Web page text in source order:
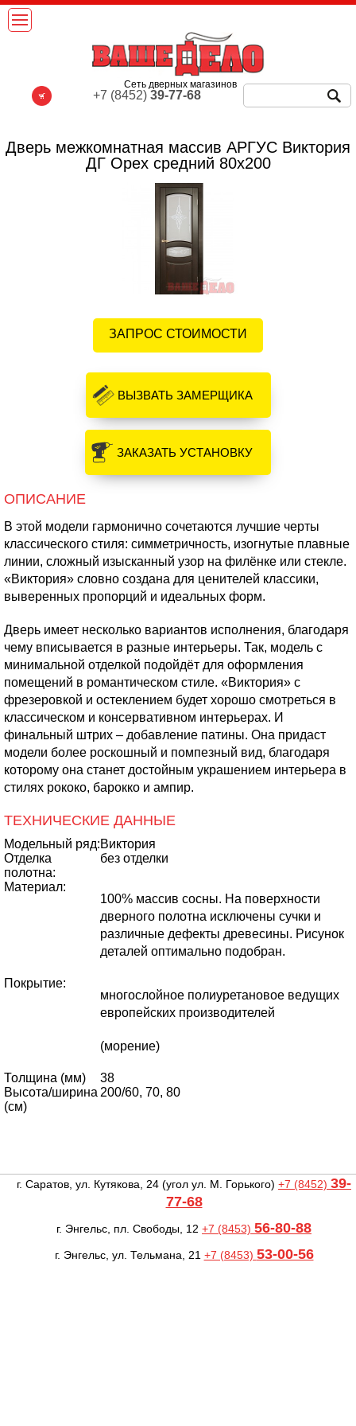
Дверь межкомнатная массив АРГУС Виктория
ДГ Орех средний 80х200
ЗАПРОС СТОИМОСТИ
ВЫЗВАТЬ ЗАМЕРЩИКА
ЗАКАЗАТЬ УСТАНОВКУ
ОПИСАНИЕ
В этой модели гармонично сочетаются лучшие черты
классического стиля: симметричность, изогнутые плавные
линии, сложный изысканный узор на филёнке или стекле.
«Виктория» словно создана для ценителей классики,
выверенных пропорций и идеальных форм.
Дверь имеет несколько вариантов исполнения, благодаря
чему вписывается в разные интерьеры. Так, модель с
минимальной отделкой подойдёт для оформления
помещений в романтическом стиле. «Виктория» с
фрезеровкой и остеклением будет хорошо смотреться в
классическом и консервативном интерьерах. И
финальный штрих – добавление патины. Она придаст
модели более роскошный и помпезный вид, благодаря
которому она станет достойным украшением интерьера в
стилях рококо, барокко и ампир.
ТЕХНИЧЕСКИЕ ДАННЫЕ
Модельный ряд:Виктория
Отделка
полотна:
без отделки
Материал:
100% массив сосны. На поверхности
дверного полотна исключены сучки и
различные дефекты древесины. Рисунок
деталей оптимально подобран.
Покрытие:
многослойное полиуретановое ведущих
европейских производителей
(морение)
Толщина (мм)
38
Высота/ширина
(cм)
200/60, 70, 80
Сеть дверных магазинов
+7 (8452)39-77-68
г. Саратов, ул. Кутякова, 24 (угол ул. М. Горького) +7 (8452) 39-
77-68
г. Энгельс, пл. Свободы, 12 +7 (8453) 56-80-88
г. Энгельс, ул. Тельмана, 21 +7 (8453) 53-00-56